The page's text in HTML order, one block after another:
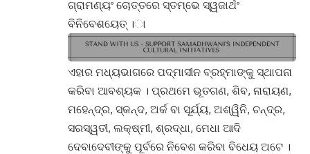
ଗ୍ରାମଣ୍ୟଂ ଚୋତ୍ତରେ ସ୍ତମ୍ଭେ ସ୍ୱଜାର୍ଥଂ
ବିନିବେଶୟେତ୍ ।ା
ଏହାର ମଧ୍ୟଭାଗରେ ପଦ୍ମାସୀନ ବ୍ରହ୍ମାଙ୍କୁ ସ୍ଥାପନା
କରିବା ଆବଶ୍ୟକ । ପ୍ରଥମେ ଭୂତଗଣ, ଶିବ, ନାରାୟଣ,
ମହେନ୍ଦ୍ର, ସ୍କନ୍ଦ, ଅର୍କ ବା ସୂର୍ଯ୍ୟ, ଅଶ୍ୱିନି, ଚନ୍ଦ୍ର,
ସରସ୍ୱତୀ, ଲକ୍ଷ୍ମୀ, ଶ୍ରଦ୍ଧା, ମେଧା ଆଦି
ଦେବାଦେବୀଙ୍କୁ ପୂର୍ବରେ ନିବେଶ କରିବା ବିଧେୟ ଅଟେ ।